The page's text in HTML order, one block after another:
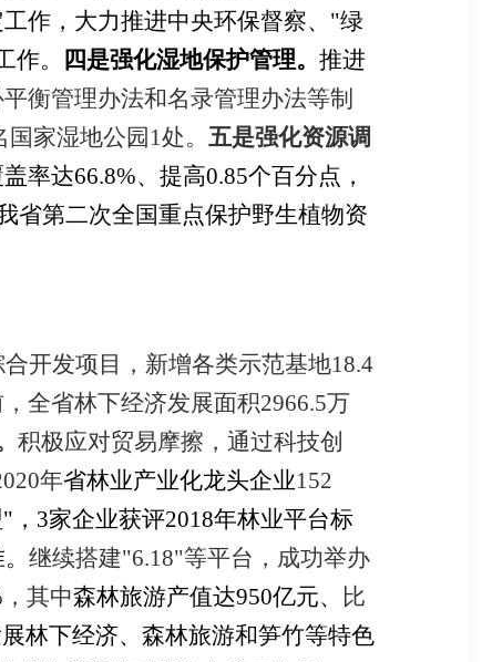
作，大力推进中央环保督察、"绿
。 四是强化湿地保护管理。 推进
衡管理办法和名录管理办法等制
家湿地公园 1处。 五是强化资源调
率达66.8%、提高0.85个百分点，
省第二次全国重点保护野生植物资
开发项目，新增各类示范基地18.4
全省林下经济发展面积2966.5万
积极应对贸易摩擦，通过科技创
年省林业产业化龙头企业152
3家企业获评2018年林业平台标
继续搭建"6.18"等平台，成功举办
，其中森林旅游产值达950亿元、
比
林下经济、森林旅游和笋竹等特色